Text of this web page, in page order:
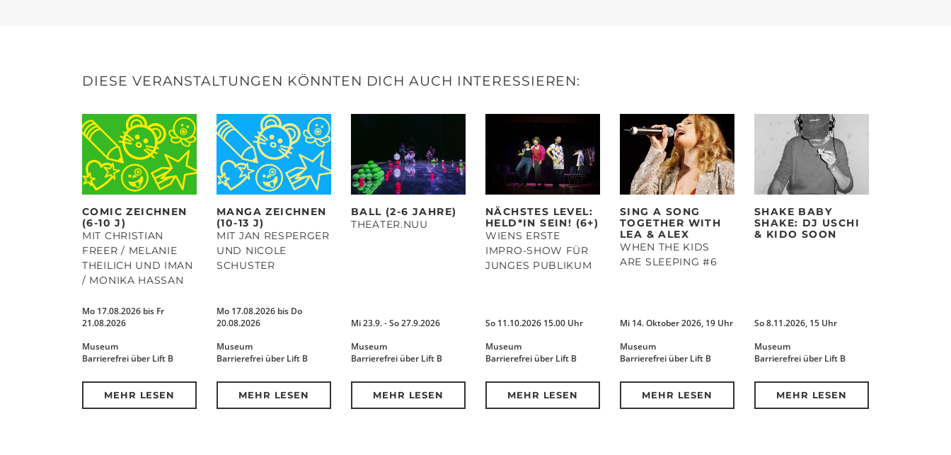
DIESE VERANSTALTUNGEN KÖNNTEN DICH AUCH INTERESSIEREN:
COMIC ZEICHNEN
(6-10 J)
MIT CHRISTIAN
FREER / MELANIE
THEILICH UND IMAN
/ MONIKA HASSAN
Mo 17.08.2026 bis Fr
21.08.2026
Museum
Barrierefrei über Lift B
MEHR LESEN
MANGA ZEICHNEN
(10-13 J)
MIT JAN RESPERGER
UND NICOLE
SCHUSTER
Mo 17.08.2026 bis Do
20.08.2026
Museum
Barrierefrei über Lift B
MEHR LESEN
BALL (2-6 JAHRE)
THEATER.NUU
Mi 23.9. - So 27.9.2026
Museum
Barrierefrei über Lift B
MEHR LESEN
NÄCHSTES LEVEL:
HELD*IN SEIN! (6+)
WIENS ERSTE
IMPRO-SHOW FÜR
JUNGES PUBLIKUM
So 11.10.2026 15.00 Uhr
Museum
Barrierefrei über Lift B
MEHR LESEN
SING A SONG
TOGETHER WITH
LEA & ALEX
WHEN THE KIDS
ARE SLEEPING #6
Mi 14. Oktober 2026, 19 Uhr
Museum
Barrierefrei über Lift B
MEHR LESEN
SHAKE BABY
SHAKE: DJ USCHI
& KIDO SOON
So 8.11.2026, 15 Uhr
Museum
Barrierefrei über Lift B
MEHR LESEN